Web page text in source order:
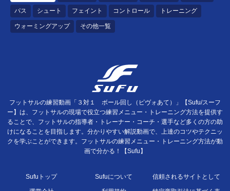
パス シュート フェイント コントロール トレーニング
ウォーミングアップ その他一覧
フットサルの練習動画「３対１ ボール回し（ピヴォあて）」【Sufu/スーフ
ー】は、フットサルの現場で役立つ練習メニュー・トレーニング方法を提供す
ることで、フットサルの指導者・トレーナー・コーチ・選手など多くの方の助
けになることを目指します。分かりやすい解説動画で、上達のコツやテクニッ
クを学ぶことができます。フットサルの練習メニュー・トレーニング方法が動
画で分かる！【Sufu】
Sufuトップ Sufuについて 信頼されるサイトとして